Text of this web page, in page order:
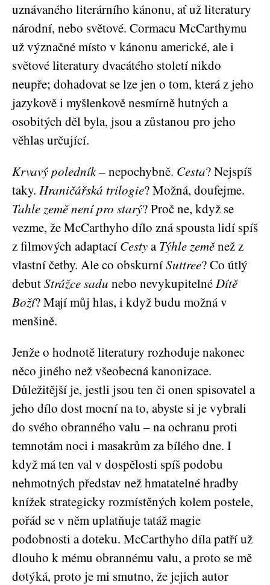
uznávaného literárního kánonu, ať už literatury
národní, nebo světové. Cormacu McCarthymu
už význačné místo v kánonu americké, ale i
světové literatury dvacátého století nikdo
neupře; dohadovat se lze jen o tom, která z jeho
jazykově i myšlenkově nesmírně hutných a
osobitých děl byla, jsou a zůstanou pro jeho
věhlas určující.
Krvavý poledník– nepochybně. Cesta? Nejspíš
taky. Hraničářská trilogie? Možná, doufejme.
Tahle země není pro starý? Proč ne, když se
vezme, že McCarthyho dílo zná spousta lidí spíš
z filmových adaptací CestyaTýhle zeměnež z
vlastní četby. Ale co obskurníSuttree? Co útlý
debutStrážce sadu nebo nevykupitelnéDítě
Boží? Mají můj hlas, i když budu možná v
menšině.
Jenže o hodnotě literatury rozhoduje nakonec
něco jiného než všeobecná kanonizace.
Důležitější je, jestli jsou ten či onen spisovatel a
jeho dílo dost mocní na to, abyste si je vybrali
do svého obranného valu – na ochranu proti
temnotám noci i masakrům za bílého dne. I
když má ten val v dospělosti spíš podobu
nehmotných představ než hmatatelné hradby
knížek strategicky rozmístěných kolem postele,
pořád se v něm uplatňuje tatáž magie
podobnosti a doteku. McCarthyho díla patří už
dlouho k mému obrannému valu, a proto se mě
dotýká, proto je mi smutno, že jejich autor